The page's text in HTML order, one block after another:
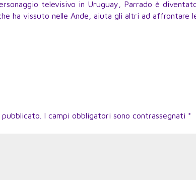
televisivo in Uruguay, Parrado è
ha vissuto nelle Ande, aiuta gli altri ad affrontare
I campi obbligatori sono contrassegnati *